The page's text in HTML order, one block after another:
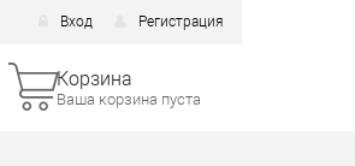
Вход Регистрация
Корзина
Ваша корзина пуста